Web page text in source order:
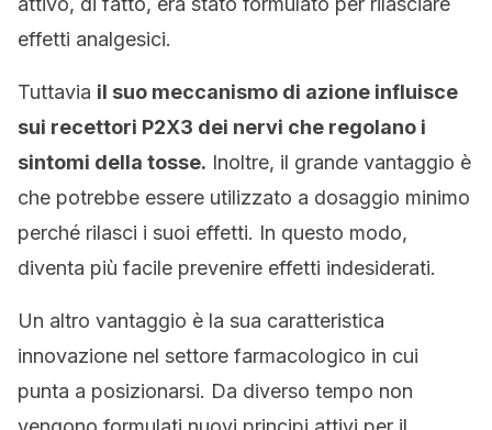
effetti analgesici.
Tuttavia il suo meccanismo di azione influisce
sui recettori P2X3 dei nervi che regolano i
sintomi della tosse. Inoltre, il grande vantaggio è
che potrebbe essere utilizzato a dosaggio minimo
perché rilasci i suoi effetti. In questo modo,
diventa più facile prevenire effetti indesiderati.
Un altro vantaggio è la sua caratteristica
innovazione nel settore farmacologico in cui
punta a posizionarsi. Da diverso tempo non